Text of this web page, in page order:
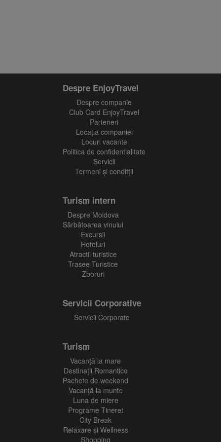
Despre EnjoyTravel
Despre companie
Club Card EnjoyTravel
Parteneri
Locaţia companiei
Locuri vacante
Politica de confidentialitate
Servicii
Termeni și conditții
Turism intern
Despre Moldova
Sărbătoarea vinului
Excursii
Hoteluri
Atractii turistice
Trasee Turistice
Zboruri
Servicii Corporative
Servicii Corporate
Turism
Vacanţă la mare
Destinații Romantice
Pachete de weekend
Vacanță la munte
Luna de miere
Programe Tineret
City Break
Relaxare și Wellness
Shopping